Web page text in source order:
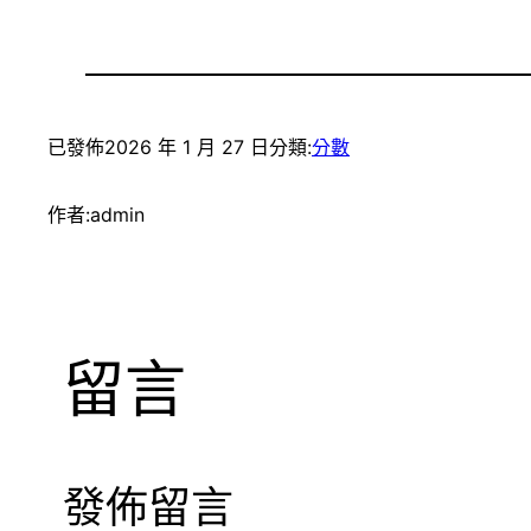
已發佈2026 年 1 月 27 日分類:分數
作者:admin
留言
發佈留言